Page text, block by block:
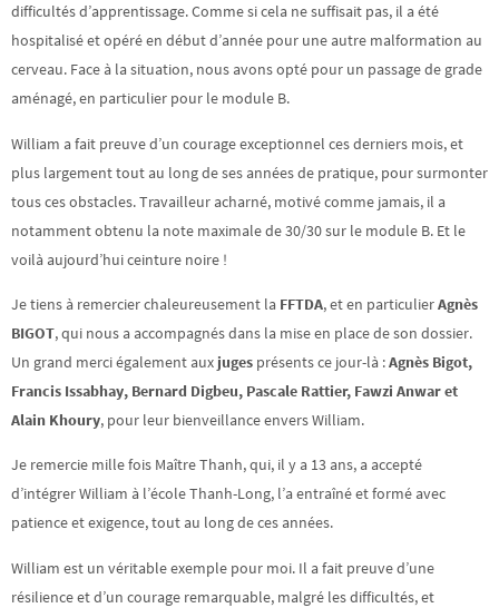
difficultés d’apprentissage. Comme si cela ne suffisait pas, il a été
hospitalisé et opéré en début d’année pour une autre malformation au
cerveau. Face à la situation, nous avons opté pour un passage de grade
aménagé, en particulier pour le module B.
William a fait preuve d’un courage exceptionnel ces derniers mois, et
plus largement tout au long de ses années de pratique, pour surmonter
tous ces obstacles. Travailleur acharné, motivé comme jamais, il a
notamment obtenu la note maximale de 30/30 sur le module B. Et le
voilà aujourd’hui ceinture noire !
Je tiens à remercier chaleureusement la FFTDA, et en particulierAgnès
BIGOT, qui nous a accompagnés dans la mise en place de son dossier.
Un grand merci également aux juges présents ce jour-là :Agnès Bigot,
Francis Issabhay, Bernard Digbeu, Pascale Rattier, Fawzi Anwar et
Alain Khoury, pour leur bienveillance envers William.
Je remercie mille fois Maître Thanh, qui, il y a 13 ans, a accepté
d’intégrer William à l’école Thanh-Long, l’a entraîné et formé avec
patience et exigence, tout au long de ces années.
William est un véritable exemple pour moi. Il a fait preuve d’une
résilience et d’un courage remarquable, malgré les difficultés, et